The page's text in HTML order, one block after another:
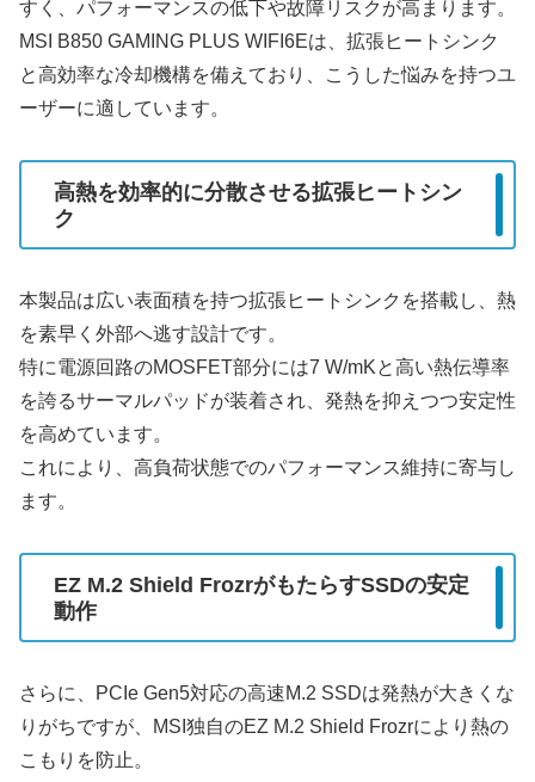
すく、パフォーマンスの低下や故障リスクが高まります。
MSI B850 GAMING PLUS WIFI6Eは、拡張ヒートシンク
と高効率な冷却機構を備えており、こうした悩みを持つユ
ーザーに適しています。
高熱を効率的に分散させる拡張ヒートシン
ク
本製品は広い表面積を持つ拡張ヒートシンクを搭載し、熱
を素早く外部へ逃す設計です。
特に電源回路のMOSFET部分には7 W/mKと高い熱伝導率
を誇るサーマルパッドが装着され、発熱を抑えつつ安定性
を高めています。
これにより、高負荷状態でのパフォーマンス維持に寄与し
ます。
EZ M.2 Shield FrozrがもたらすSSDの安定
動作
さらに、PCIe Gen5対応の高速M.2 SSDは発熱が大きくな
りがちですが、MSI独自のEZ M.2 Shield Frozrにより熱の
こもりを防止。